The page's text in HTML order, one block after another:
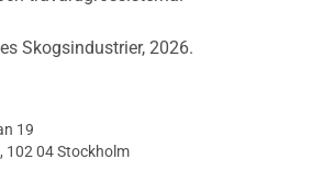
Skogsindustrier, 2026.
19
102 04 Stockholm